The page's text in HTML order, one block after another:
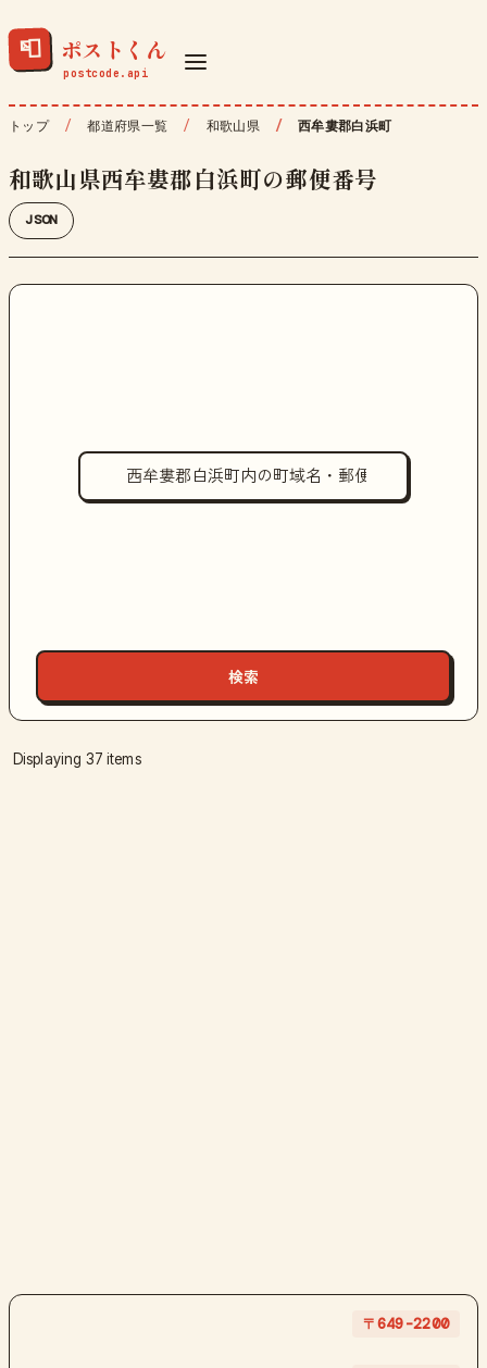
📮 ポストくん
トップ 都道府県一覧 和歌山県 西牟婁郡白浜町
和歌山県西牟婁郡白浜町の郵便番号
JSON
Displaying 37 items
〒649-2200